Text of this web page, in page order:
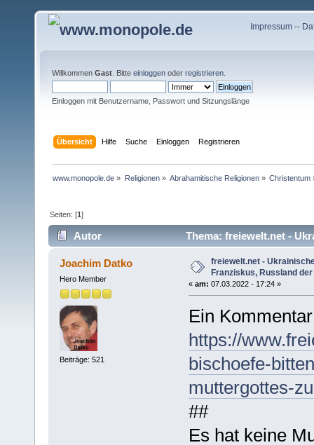
Impressum--
Willkommen Gast . Bitte einloggen oder registrieren
Einloggen mit Benutzername, Passwort und Sitzungslänge
Übersicht Hilfe Suche Einloggen Registrieren
www.monopole.de » Religionen» Abrahamitische Religionen» Christentum
Seiten: [1]
Autor
Thema: freiewelt.net -
(Gelesen 9347 mal)
Joachim Datko
Hero Member
Beiträge: 521
freiewelt.net -
Franziskus, Russland der
« am: 07.03.2022 - 17:24 »
Ein
https://
bischoefe-
muttergottes-
##
Es hat keine